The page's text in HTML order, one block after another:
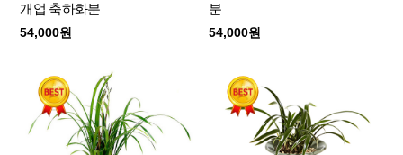
개업 축하화분
54,000원
분
54,000원